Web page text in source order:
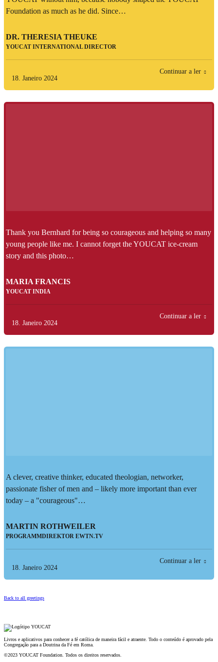
Foundation as much as he did. Since…
DR. THERESIA THEUKE
YOUCAT INTERNATIONAL DIRECTOR
18. Janeiro 2024
Continuar a ler
Thank you Bernhard for being so courageous and helping so many
young people like me. I cannot forget the YOUCAT ice-cream
story and this photo…
MARIA FRANCIS
YOUCAT INDIA
18. Janeiro 2024
Continuar a ler
A clever, creative thinker, educated theologian, networker,
passionate fisher of men and – likely more important than ever
today – a "courageous"…
MARTIN ROTHWEILER
PROGRAMMDIREKTOR EWTN.TV
18. Janeiro 2024
Continuar a ler
Back to all greetings
Livros e aplicativos para conhecer a fé católica de maneira fácil e atraente. Todo o conteúdo é aprovado pela
Congregação para a Doutrina da Fé em Roma.
©2023 YOUCAT Foundation. Todos os direitos reservados.